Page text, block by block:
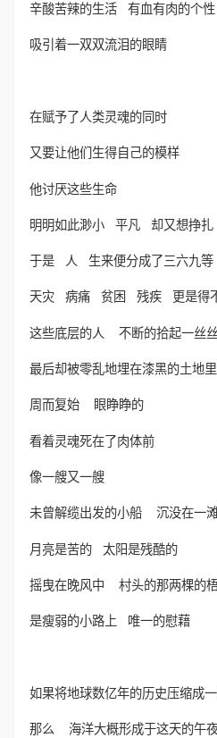
辛酸苦辣的生活 有血有肉的个性
吸引着一双双流泪的眼睛
在赋予了人类灵魂的同时
又要让他们生得自己的模样
他讨厌这些生命
明明如此渺小 平凡 却又想挣
于是 人 生来便分成了三六九等
天灾 病痛 贫困 残疾 更是得
这些底层的人 不断的拾起一丝
最后却被零乱地埋在漆黑的土地里
周而复始 眼睁睁的
看着灵魂死在了肉体前
像一艘又一艘
未曾解缆出发的小船 沉没在一
月亮是苦的 太阳是残酷的
摇曳在晚风中 村头的那两棵的
是瘦弱的小路上 唯一的慰藉
如果将地球数亿年的历史压缩成
那么 海洋大概形成于这天的午